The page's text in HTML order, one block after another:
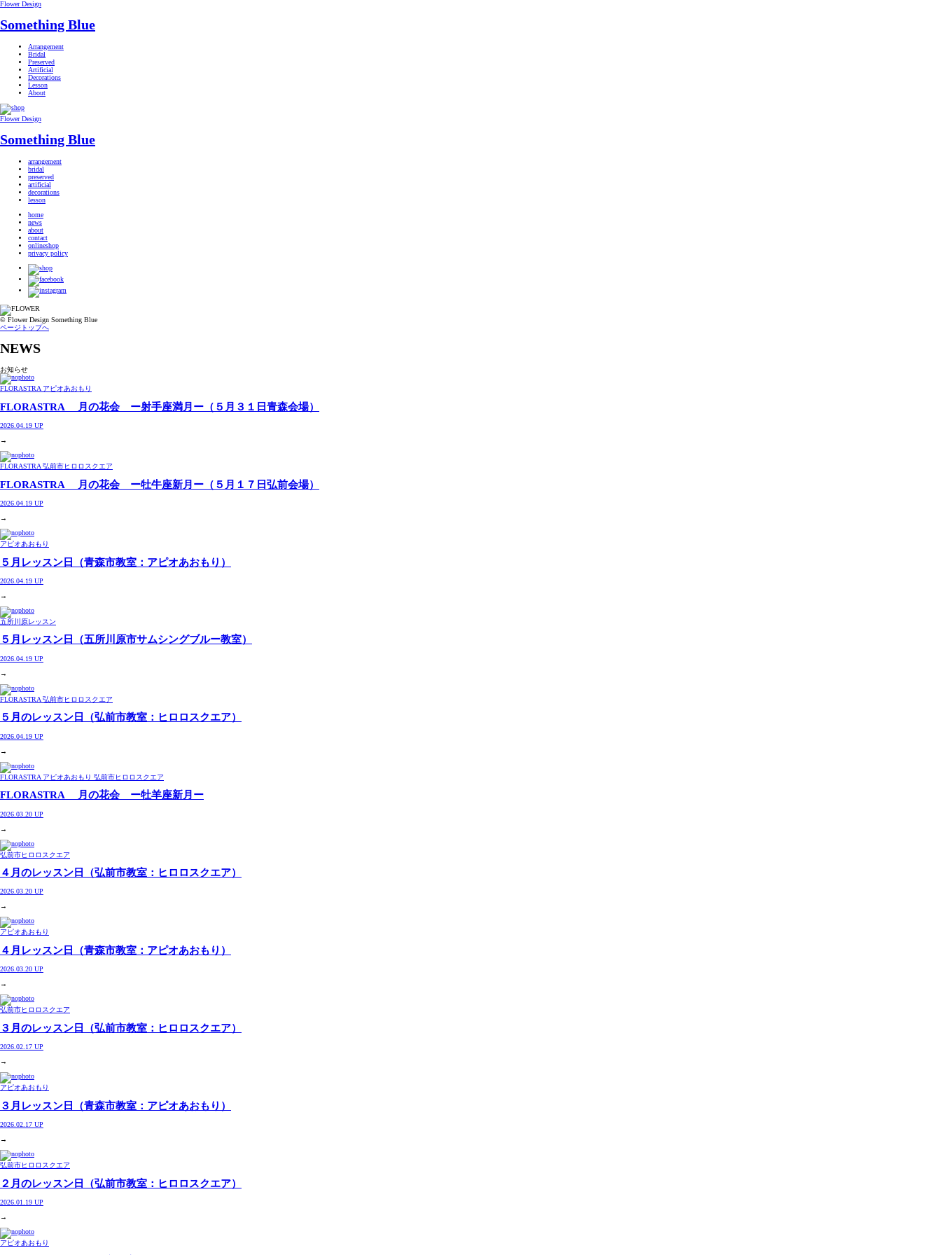
Flower Design
Something Blue
Arrangement
Bridal
Preserved
Artificial
Decorations
Lesson
About
Flower Design
Something Blue
arrangement
bridal
preserved
artificial
decorations
lesson
home
news
about
contact
onlineshop
privacy policy
© Flower Design Something Blue
ページトップへ
NEWS
お知らせ
FLORASTRA アピオあおもり
FLORASTRA 月の花会 ー射手座満月ー（５月３１日青森会場）
2026.04.19 UP
→
FLORASTRA 弘前市ヒロロスクエア
FLORASTRA 月の花会 ー牡牛座新月ー（５月１７日弘前会場）
2026.04.19 UP
→
アピオあおもり
５月レッスン日（青森市教室：アピオあおもり）
2026.04.19 UP
→
五所川原レッスン
５月レッスン日（五所川原市サムシングブルー教室）
2026.04.19 UP
→
FLORASTRA 弘前市ヒロロスクエア
５月のレッスン日（弘前市教室：ヒロロスクエア）
2026.04.19 UP
→
FLORASTRA アピオあおもり 弘前市ヒロロスクエア
FLORASTRA 月の花会 ー牡羊座新月ー
2026.03.20 UP
→
弘前市ヒロロスクエア
４月のレッスン日（弘前市教室：ヒロロスクエア）
2026.03.20 UP
→
アピオあおもり
４月レッスン日（青森市教室：アピオあおもり）
2026.03.20 UP
→
弘前市ヒロロスクエア
３月のレッスン日（弘前市教室：ヒロロスクエア）
2026.02.17 UP
→
アピオあおもり
３月レッスン日（青森市教室：アピオあおもり）
2026.02.17 UP
→
弘前市ヒロロスクエア
２月のレッスン日（弘前市教室：ヒロロスクエア）
2026.01.19 UP
→
アピオあおもり